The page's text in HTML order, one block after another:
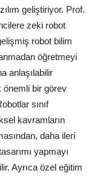
geliştiriyor. Prof.
zeki robot
robot bilim
öğretmeyi
anlaşılabilir
önemli bir görev
sınıf
kavramların
daha ileri
yapmayı
Ayrıca özel eğitim